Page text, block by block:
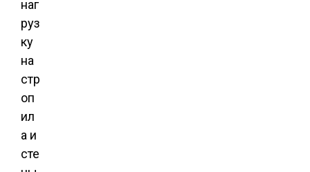
наг
руз
ку
на
стр
оп
ил
а и
сте